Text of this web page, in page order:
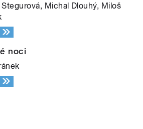
Stegurová, Michal Dlouhý, Miloš
noci